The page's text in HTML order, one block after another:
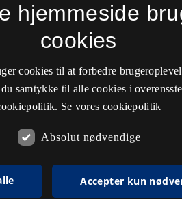
hjemmeside
cookies
cookies til at forbedre
samtykke til alle cookies i
Se vores cookiepolitik
Absolut nødvendige
Accepter kun